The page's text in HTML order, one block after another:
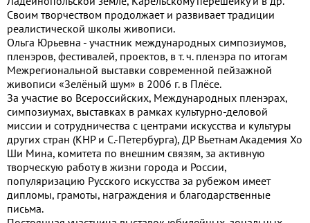
Своим творчеством продолжает и развивает традиции
реалистической школы живописи.
Ольга Юрьевна - участник международных симпозиумов,
пленэров, фестивалей, проектов, в т. ч. пленэра по итогам
Межрегиональной выставки современной пейзажной
живописи «Зелёный шум» в 2006 г. в Плёсе.
За участие во Всероссийских, Международных пленэрах,
симпозиумах, выставках в рамках культурно-деловой
миссии и сотрудничества с центрами искусства и культуры
других стран (КНР и С.-Петербурга), ДР Вьетнам Академия Хо
Ши Мина, комитета по внешним связям, за активную
творческую работу в жизни города и России,
популяризацию Русского искусства за рубежом имеет
дипломы, грамоты, награждения и благодарственные
письма.